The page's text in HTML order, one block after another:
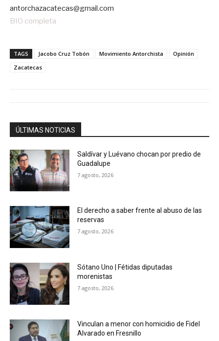
antorchazacatecas@gmail.com
BIO completa
TAGS Jacobo Cruz Tobón Movimiento Antorchista
Opinión
Zacatecas
ÚLTIMAS NOTICIAS
Saldívar y Luévano chocan por predio de
Guadalupe
7 agosto, 2026
El derecho a saber frente al abuso de las
reservas
7 agosto, 2026
Sótano Uno | Fétidas diputadas
morenistas
7 agosto, 2026
Vinculan a menor con homicidio de Fidel
Alvarado en Fresnillo